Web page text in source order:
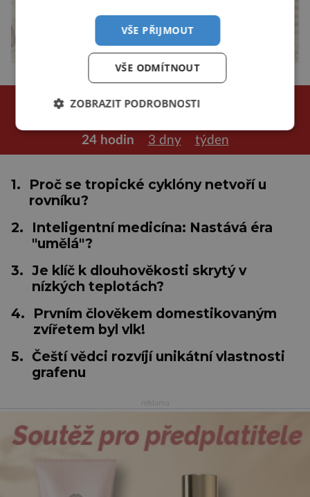
NEJČTENĚJŠÍ ČLÁNKY
24 hodin 3 dny týden
1.
Proč se tropické cyklóny netvoří u
rovníku?
2.
Inteligentní medicína: Nastává éra
"umělá"?
3. Je klíč k dlouhověkosti skrytý v
nízkých teplotách?
4.
Prvním člověkem domestikovaným
zvířetem byl vlk!
5. Čeští vědci rozvíjí unikátní vlastnosti
grafenu
VŠE PŘIJMOUT
VŠE ODMÍTNOUT
ZOBRAZIT PODROBNOSTI